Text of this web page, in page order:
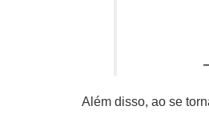
Além disso, ao se